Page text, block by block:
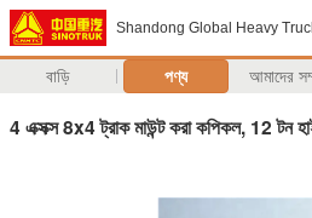
Shandong Global Heavy
বাড়ি পণ্য আমাদের
4 এক্সক্স 8x4 ট্রাক মাউন্ট করা কপিকল, 12 টন